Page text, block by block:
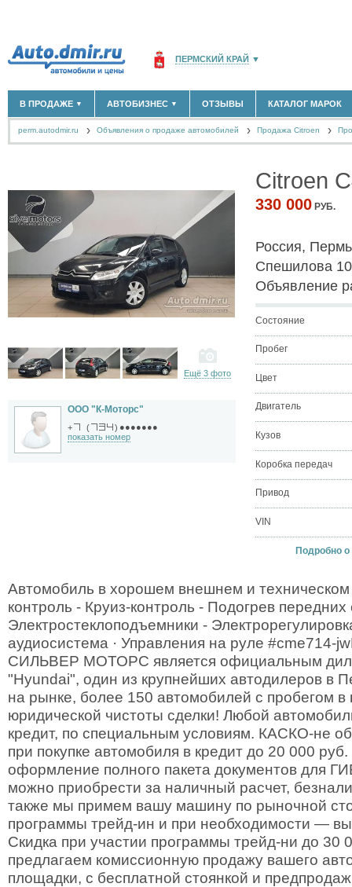
ПЕРМСКИЙ КРАЙ ▼
МОСКВА И ОБЛАСТЬ(58180)
САНКТ-ПЕТЕРБУРГ И ОБЛАСТЬ(14298)
КРЫМ РЕСПУБЛИКА(412)
СЕВАСТОПОЛЬ (11)
СПИСОК ВСЕХ РЕГИОНОВ
В ПРОДАЖЕ ▼
НОВЫЕ АВТОМОБИЛИ(75)
АВТОБИЗНЕС ▼
ОФИЦИАЛЬНЫЕ ДИЛЕРЫ(8)
АРЕНДА(0)
+ ДОБАВИТЬ КОМПАНИЮ
СПЕЦИАЛИСТЫ(5)
ОТЗЫВЫ КАТАЛОГ МАРОК
perm.autodmir.ru Объявления о продаже автомобилей Продажа Citroen
Ещё 3 фото
ООО "К-Моторс"
+ ( ) ●●●●●●●
показать номер
Citroen
330 000 РУБ.
Россия,
Спешилова
Объявление
Состояние
Пробег
Цвет
Двигатель
Кузов
Коробка передач
Привод
VIN
Подробно о
Автомобиль в хорошем внешнем и техническом
контроль - Круиз-контроль - Подогрев передних
Электростеклоподъемники -
аудиосистема · Управления на руле #cme714-
СИЛЬВЕР МОТОРС является официальным
"Hyundai", один из крупнейших автодилеров в
на рынке, более 150 автомобилей с пробегом в
юридической чистоты сделки! Любой
кредит, по специальным условиям. КАСКО-не
при покупке автомобиля в кредит до 20 000
оформление полного пакета документов для
можно приобрести за наличный расчет,
также мы примем вашу машину по рыночной
программы трейд-ин и при необходимости —
Скидка при участии программы трейд-ни до 30
предлагаем комиссионную продажу вашего
площадки, с бесплатной стоянкой и